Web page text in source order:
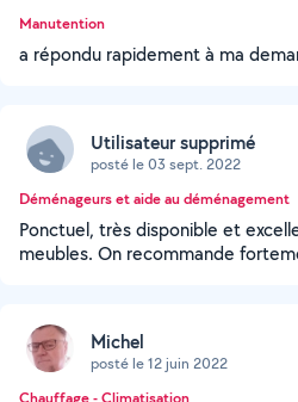
Manutention
a répondu rapidement à ma
Utilisateur supprimé
posté le 03 sept. 2022
Déménageurs et aide au déménagement
Ponctuel, très disponible et
meubles. On recommande
Michel
posté le 12 juin 2022
Chauffage - Climatisation